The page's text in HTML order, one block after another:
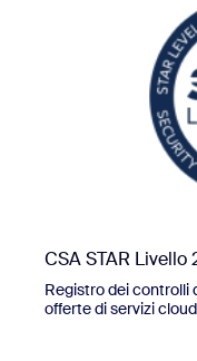
CSA STAR Livello
Registro dei controlli
offerte di servizi cloud